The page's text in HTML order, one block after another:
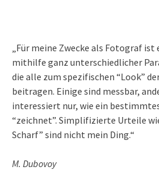
„Für meine Zwecke als Fotograf
mithilfe ganz unterschiedlicher
die alle zum spezifischen “Look”
beitragen. Einige sind messbar,
interessiert nur, wie ein
“zeichnet”. Simplifizierte Urteile
Scharf” sind nicht mein Ding.“
M. Dubovoy